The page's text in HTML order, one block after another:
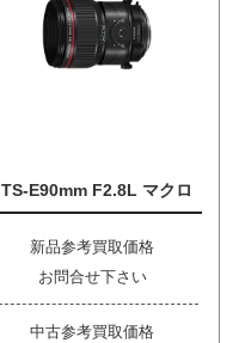
TS-E90mm F2.8L マクロ
新品参考買取価格
お問合せ下さい
中古参考買取価格